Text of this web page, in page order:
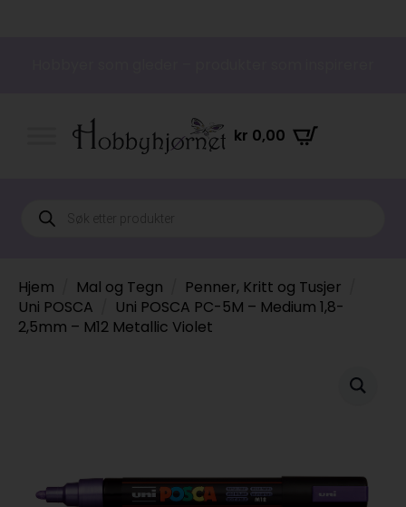
kr 0,00
Products
search
Hjem Mal og Tegn
Penner, Kritt og Tusjer
Uni POSCA
Uni POSCA PC-5M – Medium 1,8-
2,5mm – M12 Metallic Violet